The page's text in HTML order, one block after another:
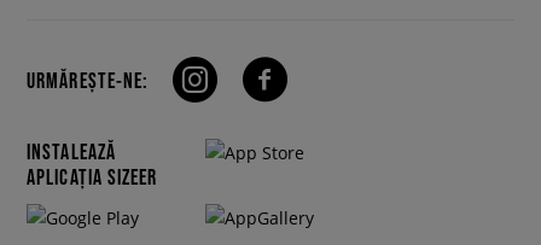
URMĂREȘTE-NE:
INSTALEAZĂ
APLICAȚIA SIZEER